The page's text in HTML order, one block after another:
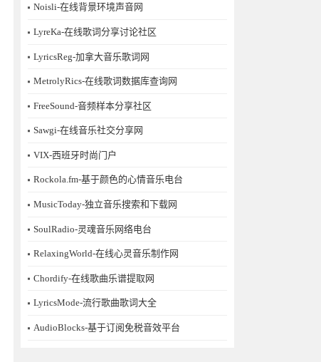
Noisli-在线背景环境声音网
LyreKa-在线歌词分享讨论社区
LyricsReg-加拿大音乐歌词网
MetrolyRics-在线歌词数据库查询网
FreeSound-音频样本分享社区
Sawgi-在线音乐社交分享网
​VIX-西班牙时尚门户
Rockola.fm-基于颜色的心情音乐电台
MusicToday-独立音乐搜索和下载网
SoulRadio-灵魂音乐网络电台
RelaxingWorld-在线心灵音乐制作网
Chordify-在线歌曲乐谱提取网
LyricsMode-流行歌曲歌词大全
AudioBlocks-基于订阅免税音效平台